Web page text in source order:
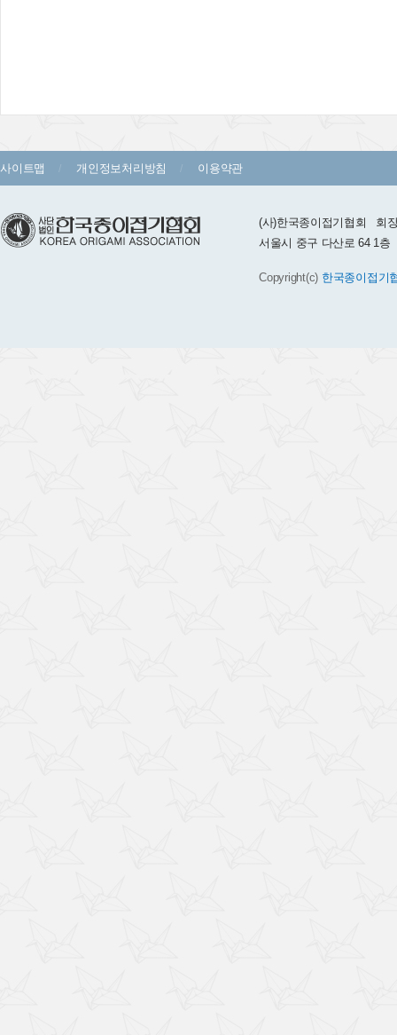
사이트맵 개인정보처리방침 이용약관
(사)한국종이접기협회 회
서울시 중구 다산로 64 1
Copyright(c) 한국종이접기